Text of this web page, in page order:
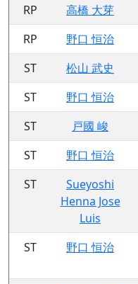
RP 高橋 大芽
RP
野口 恒治
ST
松山 武史
ST
野口 恒治
ST
戸國 峻
ST
野口 恒治
ST
Sueyoshi
Henna Jose
Luis
ST 野口 恒治